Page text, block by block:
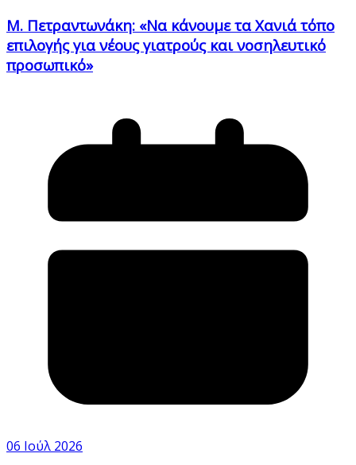
Μ. Πετραντωνάκη: «Να κάνουμε τα Χανιά τόπο
επιλογής για νέους γιατρούς και νοσηλευτικό
προσωπικό»
06 Ιούλ 2026